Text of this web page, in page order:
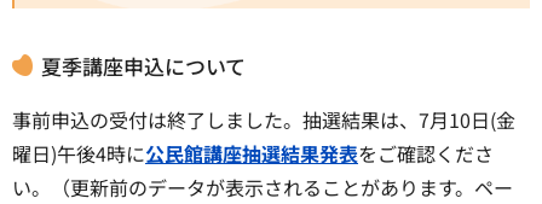
夏季講座申込について
事前申込の受付は終了しました。抽選結果は、7月10日(金
曜日)午後4時に公民館講座抽選結果発表をご確認くださ
い。（更新前のデータが表示されることがあります。ペー